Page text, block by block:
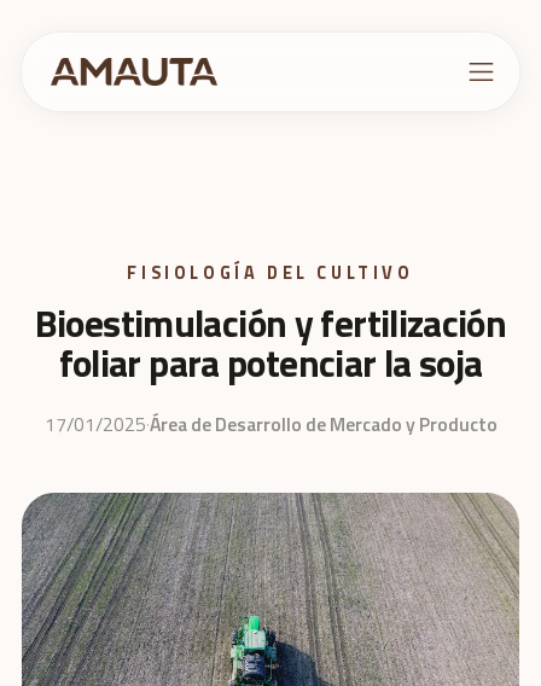
CULTIVANDO CONOCIMIENTOS
CONTACTO
FISIOLOGÍA DEL CULTIVO
Bioestimulación y fertilización
foliar para potenciar la soja
17/01/2025·Área de Desarrollo de Mercado y Producto